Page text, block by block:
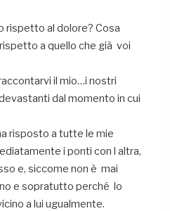
rispetto al dolore? Cosa
a quello che già voi
il mio…i nostri
dal momento in cui
risposto a tutte le mie
i ponti con l altra,
e, siccome non è mai
e sopratutto perché lo
a lui ugualmente.